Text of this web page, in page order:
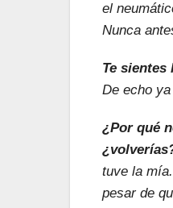
el
Nunca
Te
De echo
¿Por qué
tuve la
pesar de